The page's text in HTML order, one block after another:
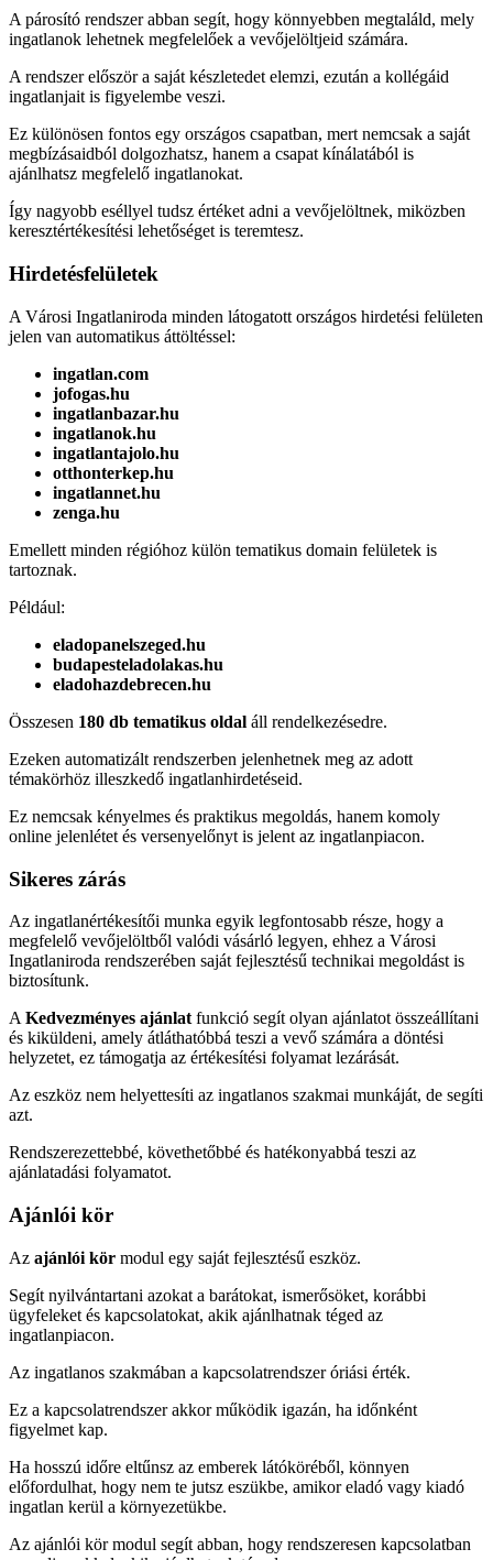
A párosító rendszer abban segít, hogy könnyebben megtaláld, mely
ingatlanok lehetnek megfelelőek a vevőjelöltjeid számára.
A rendszer először a saját készletedet elemzi, ezután a kollégáid
ingatlanjait is figyelembe veszi.
Ez különösen fontos egy országos csapatban, mert nemcsak a saját
megbízásaidból dolgozhatsz, hanem a csapat kínálatából is
ajánlhatsz megfelelő ingatlanokat.
Így nagyobb eséllyel tudsz értéket adni a vevőjelöltnek, miközben
keresztértékesítési lehetőséget is teremtesz.
Hirdetésfelületek
A Városi Ingatlaniroda minden látogatott országos hirdetési felületen
jelen van automatikus áttöltéssel:
ingatlan.com
jofogas.hu
ingatlanbazar.hu
ingatlanok.hu
ingatlantajolo.hu
otthonterkep.hu
ingatlannet.hu
zenga.hu
Emellett minden régióhoz külön tematikus domain felületek is
tartoznak.
Például:
eladopanelszeged.hu
budapesteladolakas.hu
eladohazdebrecen.hu
Összesen 180 db tematikus oldal áll rendelkezésedre.
Ezeken automatizált rendszerben jelenhetnek meg az adott
témakörhöz illeszkedő ingatlanhirdetéseid.
Ez nemcsak kényelmes és praktikus megoldás, hanem komoly
online jelenlétet és versenyelőnyt is jelent az ingatlanpiacon.
Sikeres zárás
Az ingatlanértékesítői munka egyik legfontosabb része, hogy a
megfelelő vevőjelöltből valódi vásárló legyen, ehhez a Városi
Ingatlaniroda rendszerében saját fejlesztésű technikai megoldást is
biztosítunk.
A Kedvezményes ajánlat funkció segít olyan ajánlatot összeállítani
és kiküldeni, amely átláthatóbbá teszi a vevő számára a döntési
helyzetet, ez támogatja az értékesítési folyamat lezárását.
Az eszköz nem helyettesíti az ingatlanos szakmai munkáját, de segíti
azt.
Rendszerezettebbé, követhetőbbé és hatékonyabbá teszi az
ajánlatadási folyamatot.
Ajánlói kör
Az ajánlói kör modul egy saját fejlesztésű eszköz.
Segít nyilvántartani azokat a barátokat, ismerősöket, korábbi
ügyfeleket és kapcsolatokat, akik ajánlhatnak téged az
ingatlanpiacon.
Az ingatlanos szakmában a kapcsolatrendszer óriási érték.
Ez a kapcsolatrendszer akkor működik igazán, ha időnként
figyelmet kap.
Ha hosszú időre eltűnsz az emberek látóköréből, könnyen
előfordulhat, hogy nem te jutsz eszükbe, amikor eladó vagy kiadó
ingatlan kerül a környezetükbe.
Az ajánlói kör modul segít abban, hogy rendszeresen kapcsolatban